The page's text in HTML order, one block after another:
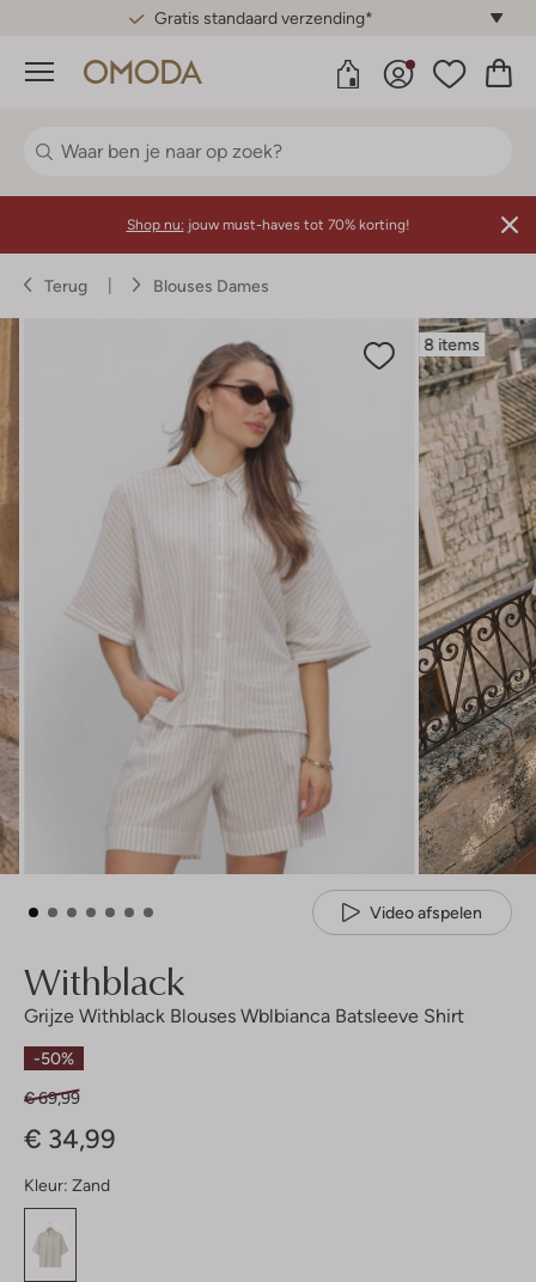
Gratis standaard verzending*
Menu
Shop nu: jouw must-haves tot 70% korting!
Terug Blouses Dames
8 items
Video afspelen
Withblack
Grijze Withblack Blouses Wblbianca Batsleeve Shirt
-50%
€ 69,99
€ 34,99
Kleur: Zand